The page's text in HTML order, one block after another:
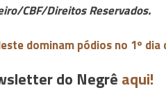
CBF/Direitos Reservados.
dominam pódios no 1º dia
do Negrê aqui!